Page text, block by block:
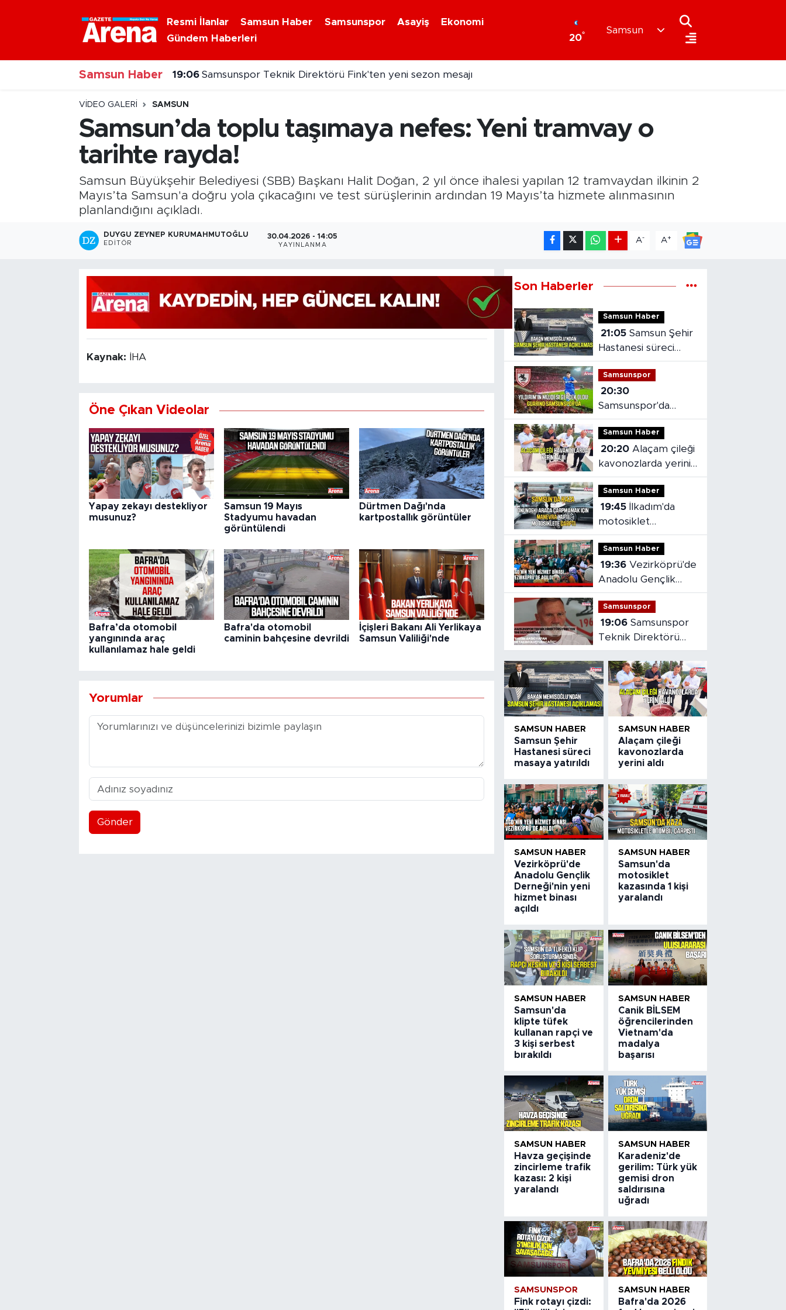
Resmi İlanlar Samsun Haber Samsunspor Asayiş
Ekonomi
Gündem Haberleri
20°
Samsun
Samsun Haber 19:06 Samsunspor Teknik Direktörü Fink'ten yeni sezon mesajı
VIDEO GALERI SAMSUN
Samsun’da toplu taşımaya nefes: Yeni tramvay o
tarihte rayda!
Samsun Büyükşehir Belediyesi (SBB) Başkanı Halit Doğan, 2 yıl önce ihalesi yapılan 12 tramvaydan ilkinin 2
Mayıs’ta Samsun'a doğru yola çıkacağını ve test sürüşlerinin ardından 19 Mayıs’ta hizmete alınmasının
planlandığını açıkladı.
DUYGU ZEYNEP KURUMAHMUTOĞLU
EDITÖR
30.04.2026 - 14:05
YAYINLANMA
A- A+
Kaynak: İHA
Öne Çıkan Videolar
Yapay zekayı destekliyor
musunuz?
Samsun 19 Mayıs
Stadyumu havadan
görüntülendi
Dürtmen Dağı'nda
kartpostallık görüntüler
Bafra’da otomobil
yangınında araç
kullanılamaz hale geldi
Bafra'da otomobil
caminin bahçesine devrildi
İçişleri Bakanı Ali Yerlikaya
Samsun Valiliği'nde
Yorumlar
Gönder
Son Haberler
Samsun Haber
21:05 Samsun Şehir
Hastanesi süreci
masaya yatırıldı
Samsunspor
20:30
Samsunspor'da
Gabriele dönemi
başladı
Samsun Haber
20:20 Alaçam çileği
kavonozlarda yerini
aldı
Samsun Haber
19:45
motosiklet
kazasında sürücü
yaralandı
Samsun Haber
19:36
Anadolu Gençlik
Derneği'nin yeni
hizmet binası açıldı
Samsunspor
19:06 Samsunspor
Teknik Direktörü
Fink'ten yeni sezon
mesajı
SAMSUN HABER
Samsun Şehir
Hastanesi süreci
masaya yatırıldı
SAMSUN HABER
Alaçam çileği
kavonozlarda
yerini aldı
SAMSUN HABER
Vezirköprü'de
Anadolu Gençlik
Derneği'nin yeni
hizmet binası
açıldı
SAMSUN HABER
Samsun'da
motosiklet
kazasında 1 kişi
yaralandı
SAMSUN HABER
Samsun'da
klipte tüfek
kullanan rapçi ve
3 kişi serbest
bırakıldı
SAMSUN HABER
Canik BİLSEM
öğrencilerinden
Vietnam'da
madalya
başarısı
SAMSUN HABER
Havza geçişinde
zincirleme trafik
kazası: 2 kişi
yaralandı
SAMSUN HABER
Karadeniz'de
gerilim: Türk yük
gemisi dron
saldırısına
uğradı
SAMSUNSPOR
Fink rotayı çizdi:
SAMSUN HABER
Bafra'da 2026
Nöbetçi Eczaneler
Hava Durumu
Samsun Namaz Vakitleri
Trafik Durumu
Süper Lig Puan Durumu ve Fikstür
Tüm Manşetler
Haber Arşivi